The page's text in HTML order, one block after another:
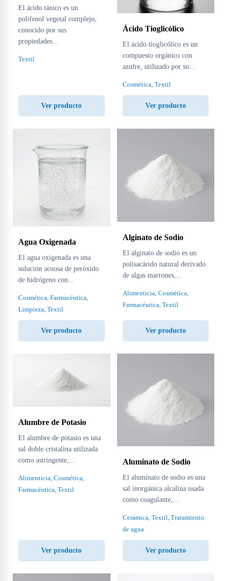
El ácido tánico es un
polifenol vegetal complejo,
conocido por sus
propiedades...
Textil
Ver producto
Ácido Tioglicólico
El ácido tioglicólico es un
compuesto orgánico con
azufre, utilizado por su...
Cosmética, Textil
Ver producto
Agua Oxigenada
El agua oxigenada es una
solución acuosa de peróxido
de hidrógeno con...
Cosmética Farmacéutica
Limpieza Textil
Ver producto
Alginato de Sodio
El alginato de sodio es un
polisacárido natural derivado
de algas marrones,...
Alimenticia Cosmética
Farmacéutica Textil
Ver producto
Alumbre de Potasio
El alumbre de potasio es una
sal doble cristalina utilizada
como astringente,...
Alimenticia Cosmética
Farmacéutica Textil
Ver producto
Aluminato de Sodio
El aluminato de sodio es una
sal inorgánica alcalina usada
como coagulante,...
Cerámica, Textil, Tratamiento
de agua
Ver producto